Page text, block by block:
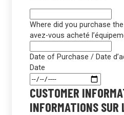
Where did you purchase
avez-vous acheté
Date of Purchase / Date
Date
CUSTOMER
INFORMATIONS